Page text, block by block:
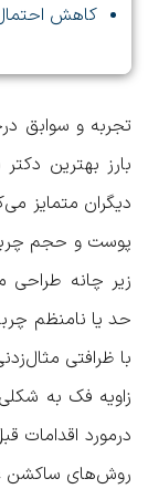
کاهش
تجربه و سوابق
بارز بهترین
دیگران متمایز
پوست و حجم چربی
زیر چانه
حد یا نامنظم
با ظرافتی
زاویه فک به
درمورد اقدامات
روش‌های ساکشن